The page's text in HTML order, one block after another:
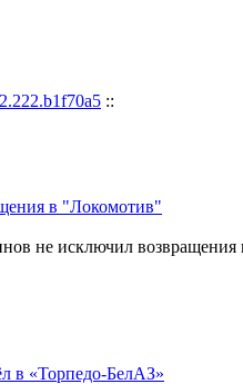
::
не исключил
в «Торпедо-БелАЗ»